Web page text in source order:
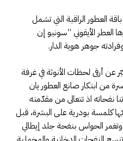
العطور الراقية التي تشمل
العطر الأيقوني “سونيو إن
جوهر هوية الدار.
عن أرقى لحظات الأنوثة في غرفة
من ابتكار صانع العطور يان
اذ تتعالى من مقدّمته
كلمسة بودرية على البشرة، قبل
الحواس بنفحة جلد إيطالي